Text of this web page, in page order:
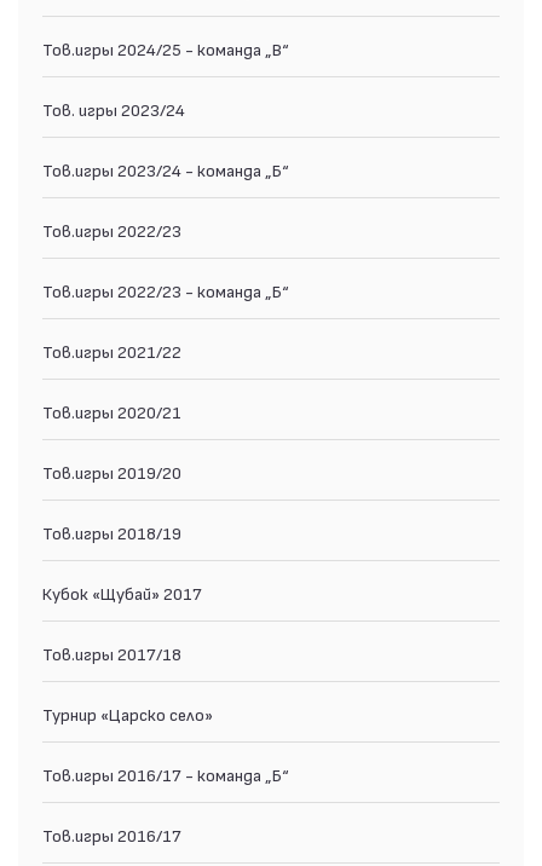
Тов.игры 2024/25 - команда „В“
Тов. игры 2023/24
Тов.игры 2023/24 - команда „Б“
Тов.игры 2022/23
Тов.игры 2022/23 - команда „Б“
Тов.игры 2021/22
Тов.игры 2020/21
Тов.игры 2019/20
Тов.игры 2018/19
Кубок «Щубай» 2017
Тов.игры 2017/18
Турнир «Царско село»
Тов.игры 2016/17 - команда „Б“
Тов.игры 2016/17